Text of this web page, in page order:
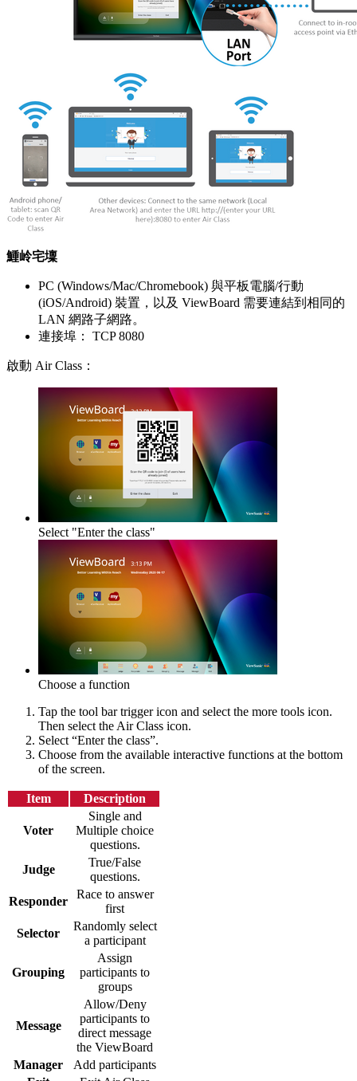
䱰岭宅壈
PC (Windows/Mac/Chromebook) 與平板電腦/行動
(iOS/Android) 裝置，以及 ViewBoard 需要連結到相同的
LAN 網路子網路。
連接埠： TCP 8080
啟動 Air Class：
Select "Enter the class"
Choose a function
Tap the tool bar trigger icon and select the more tools icon.
Then select the Air Class icon.
Select “Enter the class”.
Choose from the available interactive functions at the bottom
of the screen.
Item Description
Voter
Single and
Multiple choice
questions.
Judge
True/False
questions.
Responder
Race to answer
first
Selector
Randomly select
a participant
Grouping
Assign
participants to
groups
Message
Allow/Deny
participants to
direct message
the ViewBoard
Manager
Add participants